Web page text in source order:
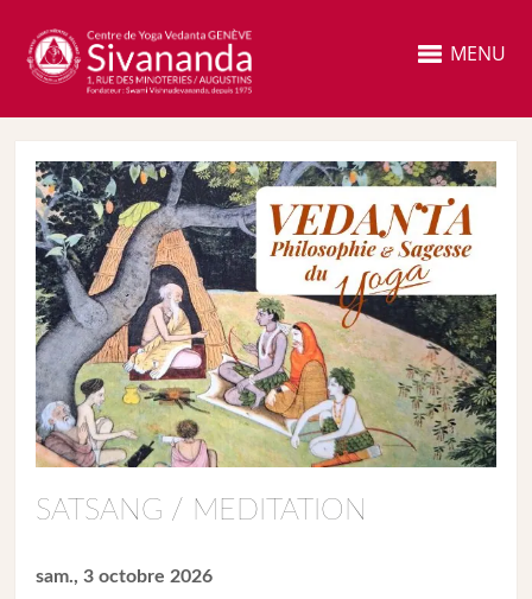
MENU
SATSANG / MEDITATION
sam., 3 octobre 2026